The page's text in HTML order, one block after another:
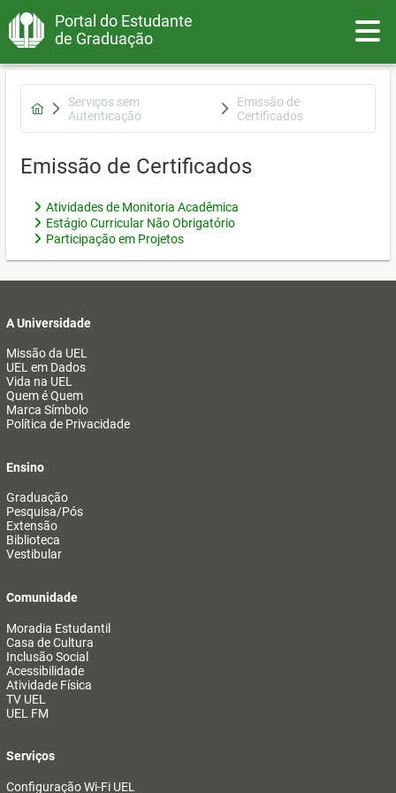
Portal do Estudante
de Graduação
Serviços sem
Autenticação
Emissão de
Certificados
Emissão de Certificados
Atividades de Monitoria Acadêmica
Estágio Curricular Não Obrigatório
Participação em Projetos
A Universidade
Missão da UEL
UEL em Dados
Vida na UEL
Quem é Quem
Marca Símbolo
Política de Privacidade
Ensino
Graduação
Pesquisa/Pós
Extensão
Biblioteca
Vestibular
Comunidade
Moradia Estudantil
Casa de Cultura
Inclusão Social
Acessibilidade
Atividade Física
TV UEL
UEL FM
Serviços
Configuração Wi-Fi UEL